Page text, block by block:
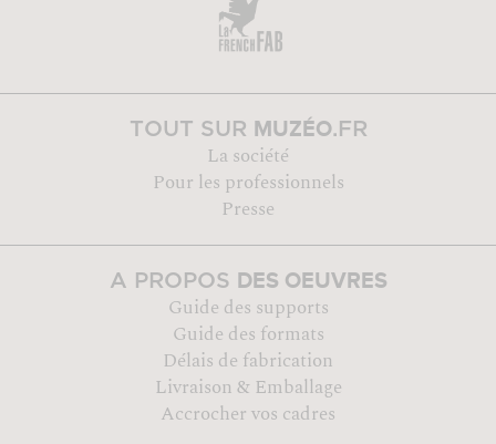
TOUT SUR MUZÉO.FR
La société
Pour les professionnels
Presse
A PROPOS DES OEUVRES
Guide des supports
Guide des formats
Délais de fabrication
Livraison & Emballage
Accrocher vos cadres